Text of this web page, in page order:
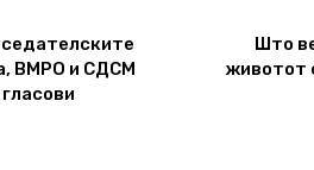
ВМРО и СДСМ
Што
животот